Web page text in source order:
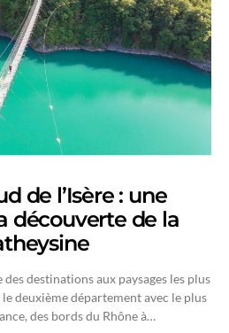
de l’Isère : une
découverte de la
des destinations aux paysages les plus
le deuxième département avec le plus
des bords du Rhône à…